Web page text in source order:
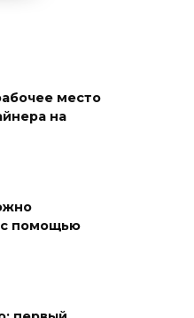
место
на
с помощью